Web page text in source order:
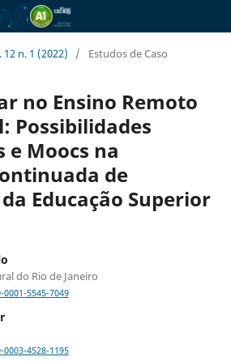
12 n. 1 (2022) / Estudos de Caso
no Ensino Remoto
Possibilidades
e Moocs na
de
Educação Superior
do Rio de Janeiro
5545-7049
4528-1195